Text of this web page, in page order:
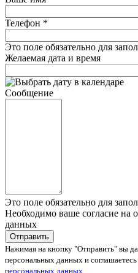
Телефон *
Это поле обязательно для
Желаемая дата и время
Сообщение
Это поле обязательно для
Необходимо ваше согласие на
данных
Нажимая на кнопку "Отправить" вы
персональных данных и соглашаетесь
персональных данных